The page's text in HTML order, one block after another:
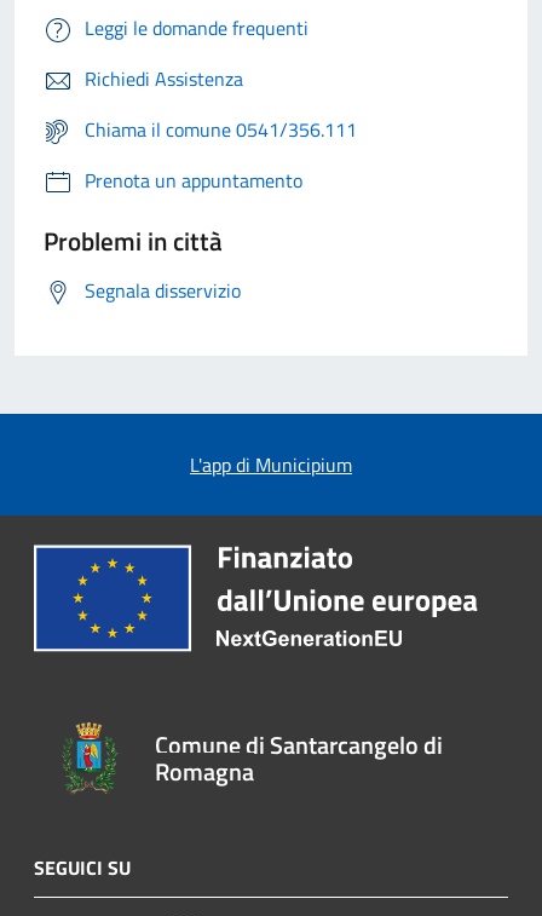
Leggi le domande frequenti
Richiedi Assistenza
Chiama il comune 0541/356.111
Prenota un appuntamento
Problemi in città
Segnala disservizio
L'app di Municipium
Comune di Santarcangelo di
Romagna
SEGUICI SU